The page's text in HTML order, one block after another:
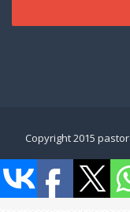
Copyright 2015